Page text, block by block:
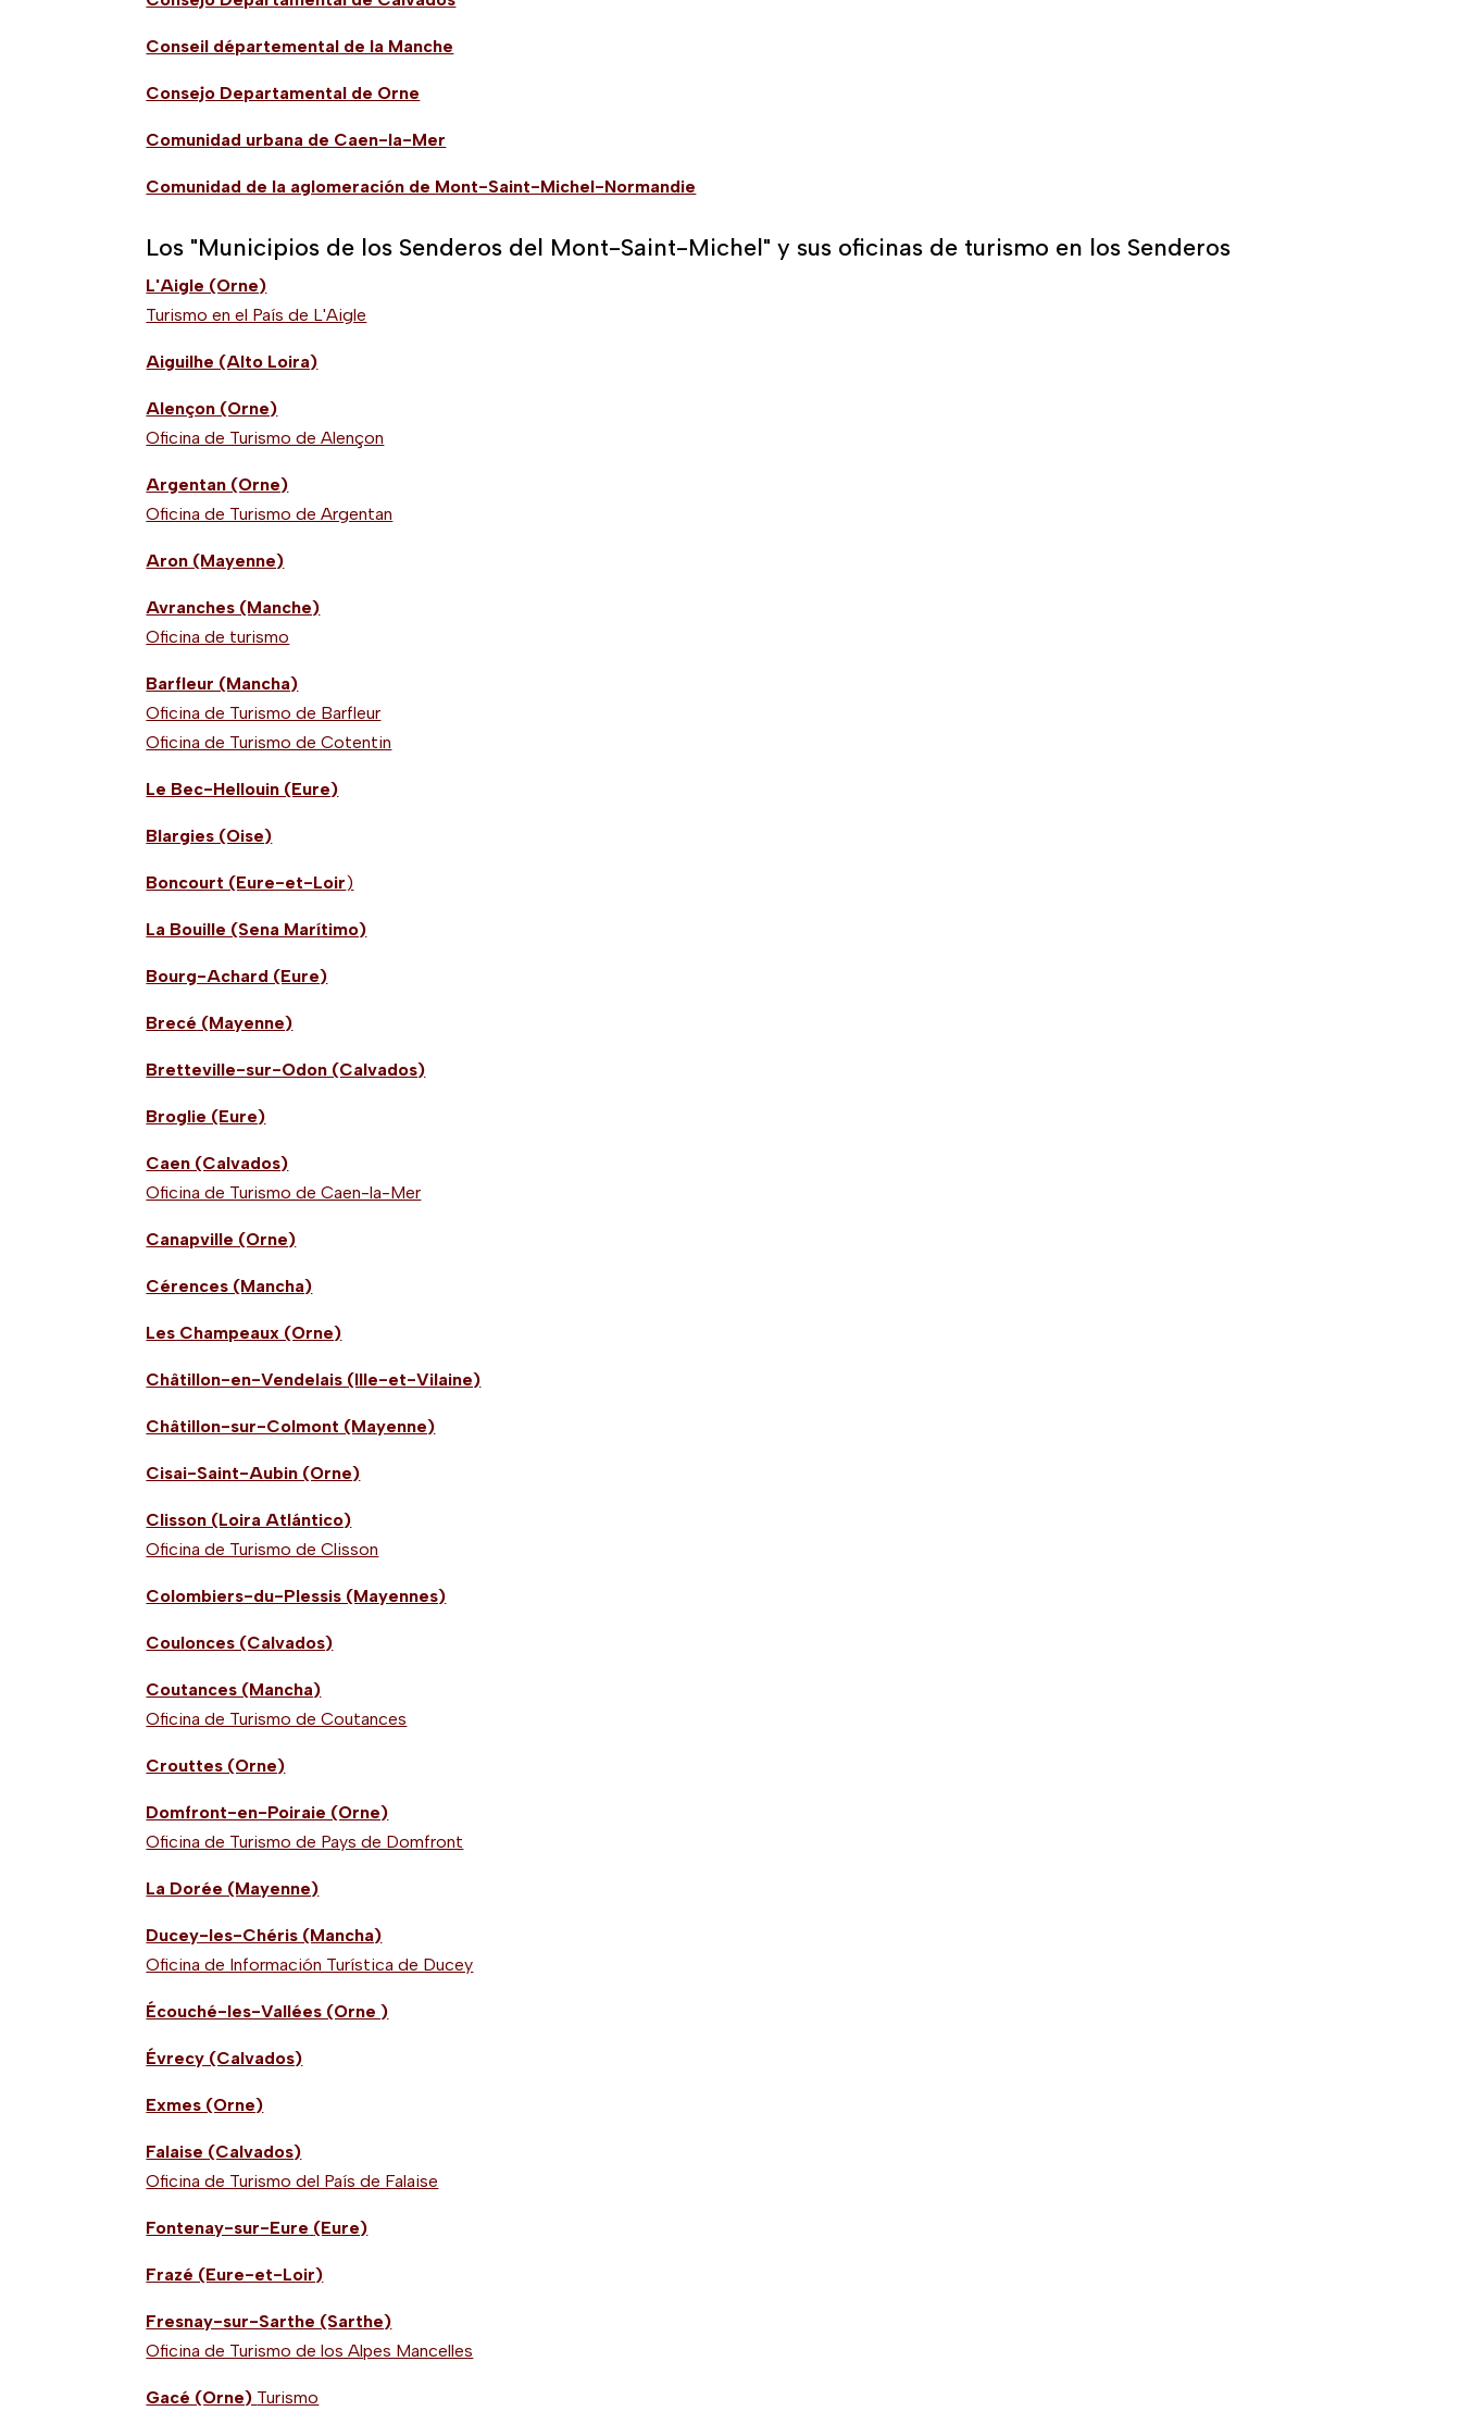
Conseil départemental de la Manche
Consejo Departamental de Orne
Comunidad urbana de Caen-la-Mer
Comunidad de la aglomeración de Mont-Saint-Michel-Normandie
Los "Municipios de los Senderos del Mont-Saint-Michel" y sus oficinas de turismo en los Senderos
L'Aigle (Orne)
Turismo en el País de L'Aigle
Aiguilhe (Alto Loira)
Alençon (Orne)
Oficina de Turismo de Alençon
Argentan (Orne)
Oficina de Turismo de Argentan
Aron (Mayenne)
Avranches (Manche)
Oficina de turismo
Barfleur (Mancha)
Oficina de Turismo de Barfleur
Oficina de Turismo de Cotentin
Le Bec-Hellouin (Eure)
Blargies (Oise)
Boncourt (Eure-et-Loir)
La Bouille (Sena Marítimo)
Bourg-Achard (Eure)
Brecé (Mayenne)
Bretteville-sur-Odon (Calvados)
Broglie (Eure)
Caen (Calvados)
Oficina de Turismo de Caen-la-Mer
Canapville (Orne)
Cérences (Mancha)
Les Champeaux (Orne)
Châtillon-en-Vendelais (Ille-et-Vilaine)
Châtillon-sur-Colmont (Mayenne)
Cisai-Saint-Aubin (Orne)
Clisson (Loira Atlántico)
Oficina de Turismo de Clisson
Colombiers-du-Plessis (Mayennes)
Coulonces (Calvados)
Coutances (Mancha)
Oficina de Turismo de Coutances
Crouttes (Orne)
Domfront-en-Poiraie (Orne)
Oficina de Turismo de Pays de Domfront
La Dorée (Mayenne)
Ducey-les-Chéris (Mancha)
Oficina de Información Turística de Ducey
Écouché-les-Vallées (Orne )
Évrecy (Calvados)
Exmes (Orne)
Falaise (Calvados)
Oficina de Turismo del País de Falaise
Fontenay-sur-Eure (Eure)
Frazé (Eure-et-Loir)
Fresnay-sur-Sarthe (Sarthe)
Oficina de Turismo de los Alpes Mancelles
Gacé (Orne) Turismo